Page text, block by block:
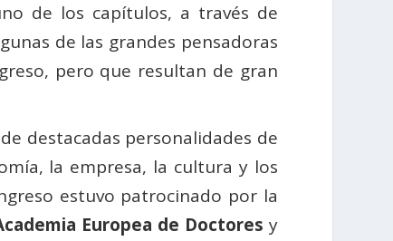
de los capítulos, a través de
de las grandes pensadoras
pero que resultan de gran
destacadas personalidades de
la empresa, la cultura y los
estuvo patrocinado por la
Europea de Doctores y